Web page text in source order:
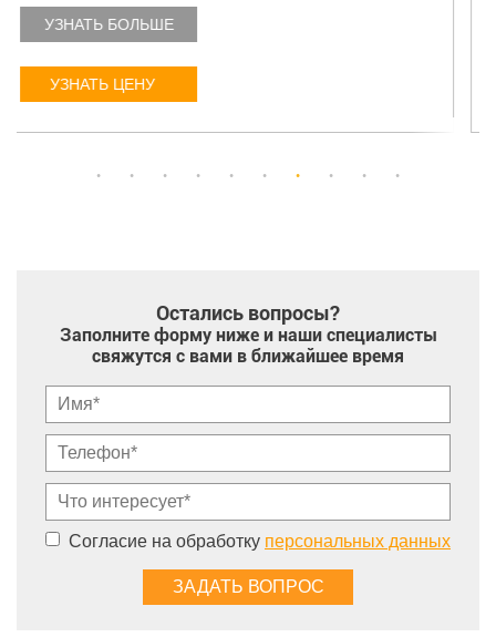
УЗНАТЬ БОЛЬШЕ
УЗНАТЬ ЦЕНУ
Остались вопросы?
Заполните форму ниже и наши специалисты
свяжутся с вами в ближайшее время
Согласие на обработку персональных данных